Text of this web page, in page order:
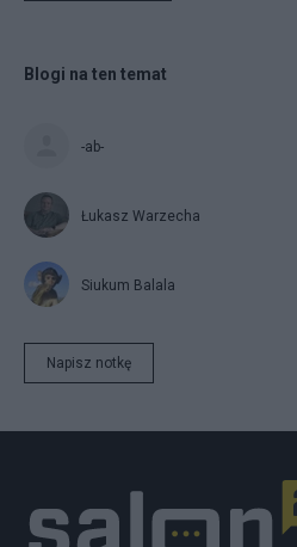
Blogi na ten temat
-ab-
Łukasz Warzecha
Siukum Balala
Napisz notkę